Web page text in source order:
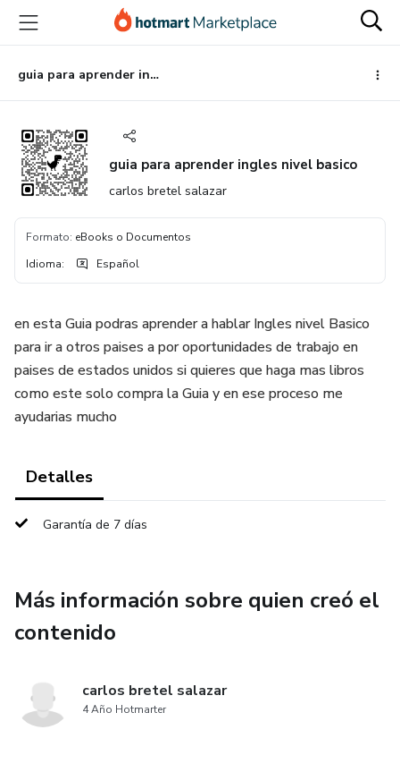
principal
página
de
página
guia para aprender ingles nivel basico
guia para aprender ingles nivel basico
carlos bretel salazar
Formato: eBooks o Documentos
Idioma: Español
en esta Guia podras aprender a hablar Ingles nivel Basico
para ir a otros paises a por oportunidades de trabajo en
paises de estados unidos si quieres que haga mas libros
como este solo compra la Guia y en ese proceso me
ayudarias mucho
Detalles
Garantía de 7 días
Más información sobre quien creó el
contenido
carlos bretel salazar
4 Año Hotmarter